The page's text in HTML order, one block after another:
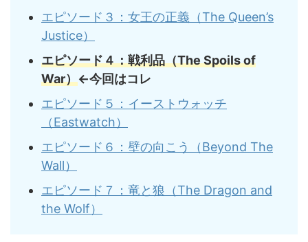
エピソード３：女王の正義（The Queen’s
Justice）
エピソード４：戦利品（The Spoils of
War）←今回はコレ
エピソード５：イーストウォッチ
（Eastwatch）
エピソード６：壁の向こう（Beyond The
Wall）
エピソード７：竜と狼（The Dragon and
the Wolf）